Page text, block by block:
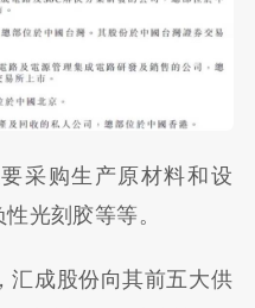
采购生产原材料和设
光刻胶等等。
汇成股份向其前五大供